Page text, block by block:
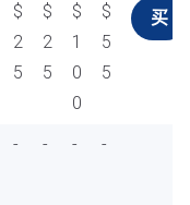
$
2
5
$
2
5
$
1
0
0
$
5
5
买
- - - -